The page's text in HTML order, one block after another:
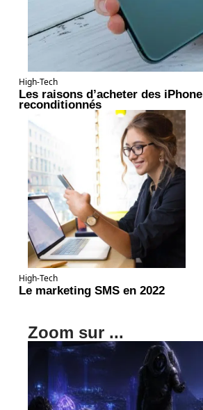
High-Tech
Les raisons d’acheter des iPhone
reconditionnés
High-Tech
Le marketing SMS en 2022
Zoom sur ...